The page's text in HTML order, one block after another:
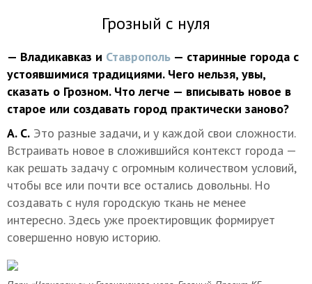
Грозный с нуля
— Владикавказ и Ставрополь — старинные города с
устоявшимися традициями. Чего нельзя, увы,
сказать о Грозном. Что легче — вписывать новое в
старое или создавать город практически заново?
А. С. Это разные задачи, и у каждой свои сложности.
Встраивать новое в сложившийся контекст города —
как решать задачу с огромным количеством условий,
чтобы все или почти все остались довольны. Но
создавать с нуля городскую ткань не менее
интересно. Здесь уже проектировщик формирует
совершенно новую историю.